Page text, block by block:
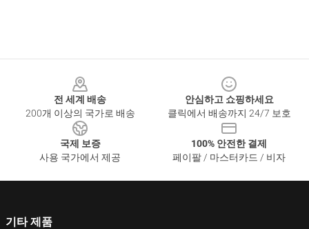
전 세계 배송
200개 이상의 국가로 배송
안심하고 쇼핑하세요
클릭에서 배송까지 24/7 보호
국제 보증
사용 국가에서 제공
100% 안전한 결제
페이팔 / 마스터카드 / 비자
기타 제품